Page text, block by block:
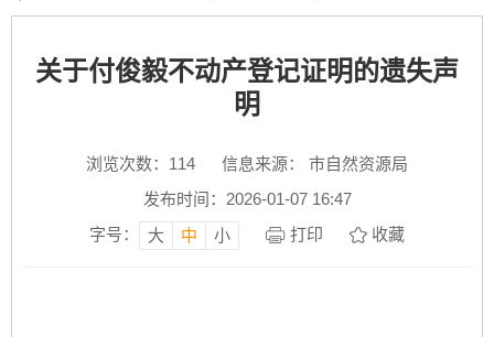
关于付俊毅不动产登记证明的遗失声
明
浏览次数： 114
信息来源： 市自然资源局
发布时间：2026-01-07 16:47
字号：
大 中 小 打印 收藏